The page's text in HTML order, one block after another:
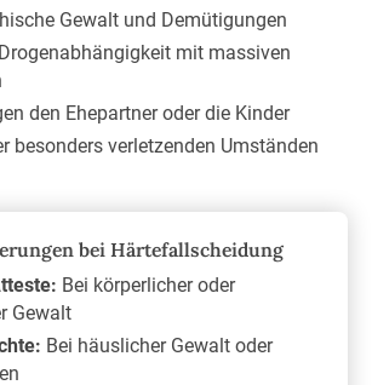
Gewalt und Demütigungen
mit massiven
den Ehepartner oder die Kinder
besonders verletzenden Umständen
bei Härtefallscheidung
Bei körperlicher oder
Gewalt
Bei häuslicher Gewalt oder